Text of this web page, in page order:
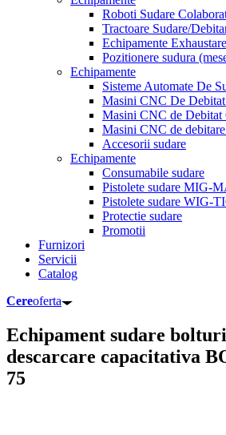
Roboti Sudare
Tractoare Sudare/
Echipamente
Pozitionere sudura
Echipamente
Sisteme Automate De
Masini CNC De Debitat
Masini CNC de Debitat
Masini CNC de
Accesorii sudare
Echipamente
Consumabile sudare
Pistolete sudare MIG-
Pistolete sudare WIG-
Protectie sudare
Promotii
Furnizori
Servicii
Catalog
Cereoferta
Echipament sudare
descarcare capacitativa
75